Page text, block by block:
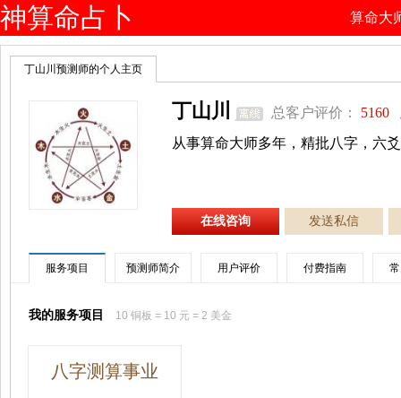
神算命占卜
网
算命大
丁山川预测师的个人主页
丁山川 总客户评价： 5160
从事算命大师多年，精批八字，六
在线咨询 发送私信
服务项目 预测师简介 用户评价 付费指南
我的服务项目 10 铜板 = 10 元 = 2 美金
八字测算事业